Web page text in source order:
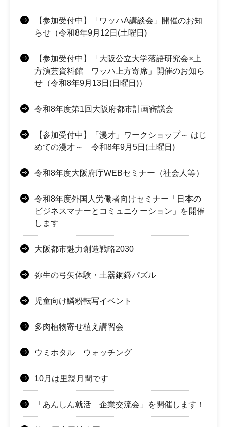
【参加受付中】「ワッハA講談会」開催のお知
らせ（令和8年9月12日(土曜日)
【参加受付中】「大阪公立大学落語研究会×上
方演芸資料館 ワッハ上方寄席」開催のお知ら
せ（令和8年9月13日(日曜日)）
令和8年度第1回大阪府都市計画審議会
【参加受付中】「漫才」ワークショップ～ はじ
めての漫才～ 令和8年9月5日(土曜日)
令和8年度大阪府庁WEBセミナー（社会人等）
令和8年度外国人労働者向けセミナー「日本の
ビジネスマナーとコミュニケーション」を開催
します
大阪都市魅力創造戦略2030
弥生の弓矢体験・土器銅鐸パズル
児童向け鱗粉転写イベント
多肉植物寄せ植え講習会
ウミホタル ウォッチング
10月は里親月間です
「あんしん就活 企業交流会」を開催します！